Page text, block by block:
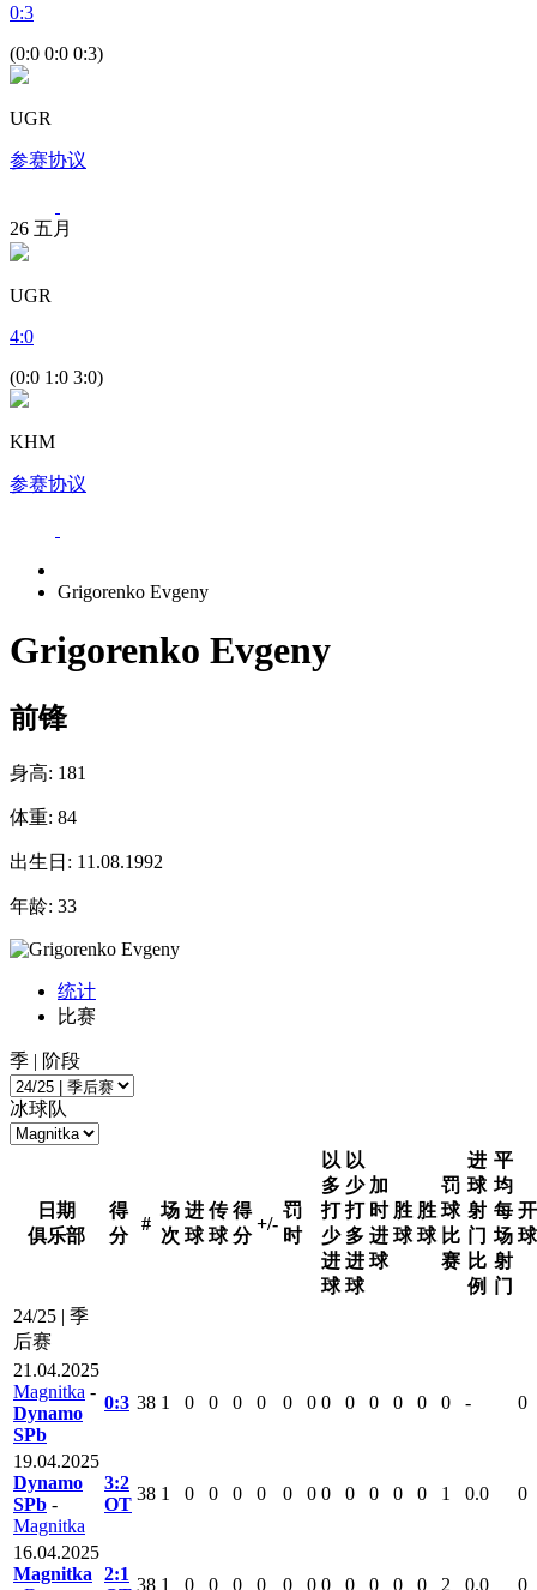
0:3
(0:0 0:0 0:3)
UGR
参赛协议
26 五月
UGR
4:0
(0:0 1:0 3:0)
KHM
参赛协议
Grigorenko Evgeny
Grigorenko Evgeny
前锋
身高: 181
体重: 84
出生日: 11.08.1992
年龄: 33
统计
比赛
季 | 阶段
冰球队
日期
俱乐部
得
分
#
场
次
进
球
传
球
得
分
+/-
罚
时
以
多
打
少
进
球
以
少
打
多
进
球
加
时
进
球
胜
球
胜
球
罚
球
比
赛
进
球
射
门
比
例
平
均
每
场
射
门
开
球
24/25 | 季
后赛
21.04.2025
Magnitka -
Dynamo
SPb
0:3 38 1 0 0 0 0 0 0 0 0 0 0 0 0 - 0
19.04.2025
Dynamo
SPb -
Magnitka
3:2
ОТ
38 1 0 0 0 0 0 0 0 0 0 0 0 1 0.0 0
16.04.2025
Magnitka
2:1
38 1 0 0 0 0 0 0 0 0 0 0 0 2 0.0 0